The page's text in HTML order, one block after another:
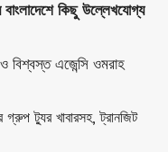
কিছু উল্লেখযোগ্য
বিশ্বস্ত এজেন্সি ওমরাহ
ট্যুর খাবারসহ, ট্রানজিট